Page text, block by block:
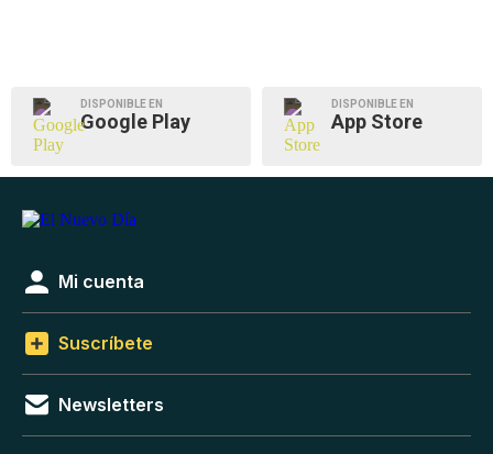
DISPONIBLE EN
Google Play
DISPONIBLE EN
App Store
Mi cuenta
Suscríbete
Newsletters